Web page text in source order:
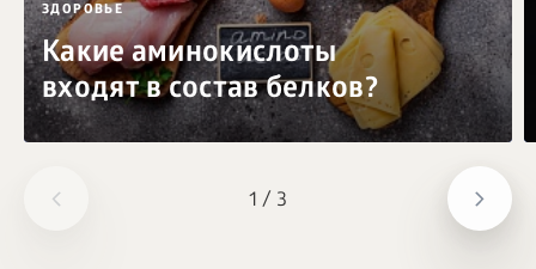
1 / 3
ЗДОРОВЬЕ
Какие аминокислоты
входят в состав белков?